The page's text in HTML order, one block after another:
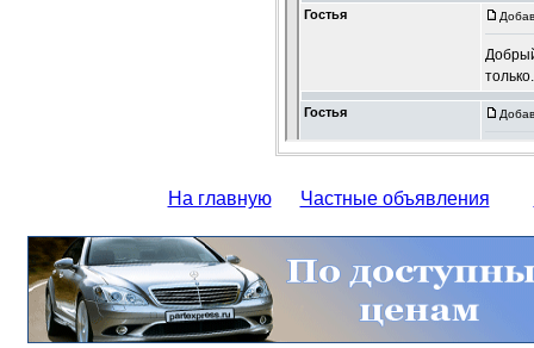
На главную Частные объявления